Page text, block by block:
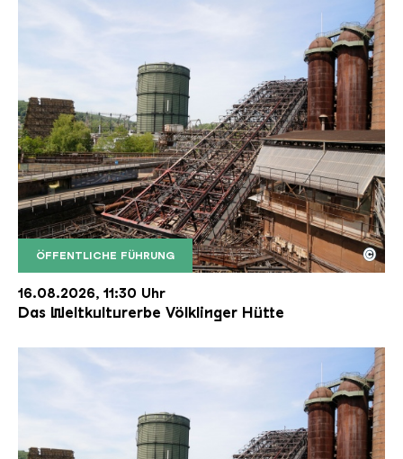
ÖFFENTLICHE FÜHRUNG
Der Erzschrägaufzug der Völklinger Hütte mit
Copyright: Weltkulturerbe Völklinger Hütte | Karl
©
16.08.2026, 11:30 Uhr
Das Weltkulturerbe Völklinger Hütte